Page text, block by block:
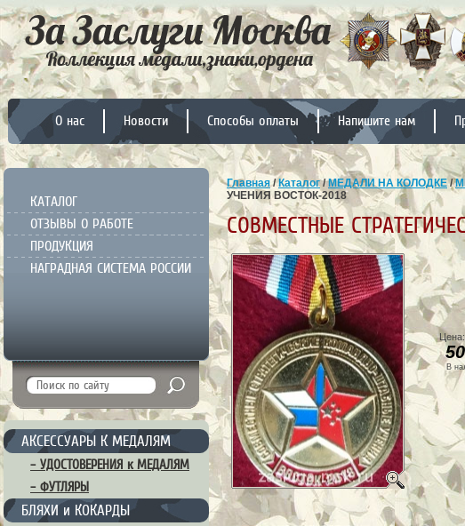
О нас Новости Способы оплаты Напишите нам
КАТАЛОГ
ОТЗЫВЫ О РАБОТЕ
ПРОДУКЦИЯ
НАГРАДНАЯ СИСТЕМА РОССИИ
АКСЕССУАРЫ К МЕДАЛЯМ
– УДОСТОВЕРЕНИЯ к МЕДАЛЯМ
– ФУТЛЯРЫ
БЛЯХИ и КОКАРДЫ
Главная/Каталог/МЕДАЛИ НА КОЛОДКЕ/
УЧЕНИЯ ВОСТОК-2018
СОВМЕСТНЫЕ
Цена:
В